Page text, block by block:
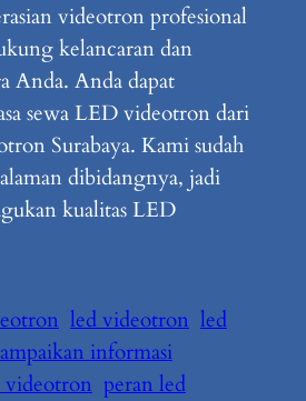
videotron profesional
kelancaran dan
Anda. Anda dapat
sewa LED videotron dari
Surabaya. Kami sudah
dibidangnya, jadi
kualitas LED
led videotron led
informasi
videotron peran led